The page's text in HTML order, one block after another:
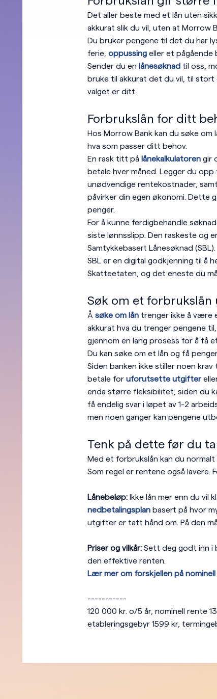
Det aller beste med et lån uten
akkurat slik du vil, uten at Morrow
Du bruker pengene til det du har
ferie, oppussing eller et pågående
Sender du en lånesøknad til oss,
bruke til akkurat det du vil, til
valget er ditt.
Forbrukslån for ditt
Hos Morrow Bank kan du søke
hva som passer ditt behov.
En rask titt på lånekalkulatoren gir
betale hver måned. Legger du
unødvendige rentekostnader,
påvirker din egen økonomi. Dette
penger.
For å kunne ferdigbehandle
siste lønnsslipp. Den raskeste og
Samtykkebasert Lånesøknad (SBL).
SBL er en digital godkjenning til å
Skatteetaten, og det eneste du
Søk om et forbrukslån
Å søke om lån trenger ikke å være
akkurat hva du trenger pengene
gjennom en lang prosess for å få
Du kan søke om et lån og få
Siden banken ikke stiller noen
betale for uforutsette utgifter
enda større fleksibilitet, siden du
få endelig svar i løpet av 1-2
men noen ganger kan pengene
Tenk på dette før du
Med et forbrukslån kan du
Som regel er rentene også
Lånebeløp: Ikke lån mer enn du vil
nedbetalingsplan basert på hvor
utgifter er tatt hånd om. På den
Priser og vilkår: Sett deg godt inn i
den effektive renten.
Lær mer om forskjellen på
-----------
120 000 kr. o/5 år, nominell rente
etableringsgebyr 1599 kr,